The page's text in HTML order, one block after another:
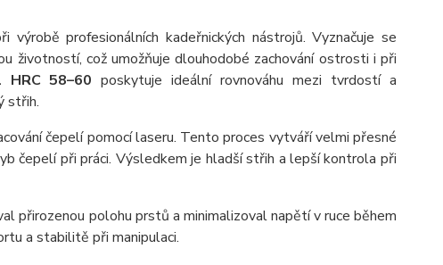
výrobě profesionálních kadeřnických nástrojů. Vyznačuje se
což umožňuje dlouhodobé zachování ostrosti i při
58–60 poskytuje ideální rovnováhu mezi tvrdostí a
střih.
čepelí pomocí laseru. Tento proces vytváří velmi přesné
čepelí při práci. Výsledkem je hladší střih a lepší kontrola při
přirozenou polohu prstů a minimalizoval napětí v ruce během
a stabilitě při manipulaci.